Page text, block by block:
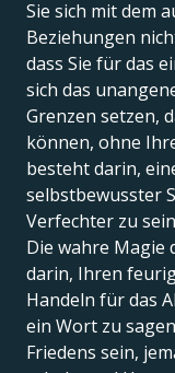
Sie sich mit dem
Beziehungen
dass Sie für das
sich das
Grenzen setzen,
können, ohne
besteht darin,
selbstbewusster
Verfechter zu
Die wahre Magie
darin, Ihren
Handeln für das
ein Wort zu
Friedens sein,